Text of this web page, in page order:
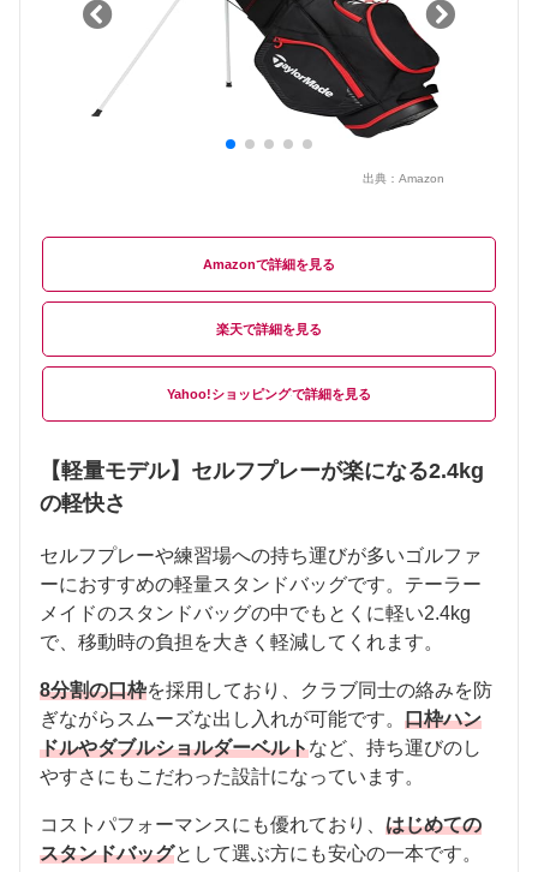
出典： Amazon
Amazon
楽天
Yahoo!ショッピング
【軽量モデル】セルフプレーが楽になる2.4kg
の軽快さ
セルフプレーや練習場への持ち運びが多いゴルファ
ーにおすすめの軽量スタンドバッグです。テーラー
メイドのスタンドバッグの中でもとくに軽い2.4kg
で、移動時の負担を大きく軽減してくれます。
8分割の口枠を採用しており、クラブ同士の絡みを防
ぎながらスムーズな出し入れが可能です。 口枠ハン
ドルやダブルショルダーベルトなど、持ち運びのし
やすさにもこだわった設計になっています。
コストパフォーマンスにも優れており、 はじめての
スタンドバッグとして選ぶ方にも安心の一本です。